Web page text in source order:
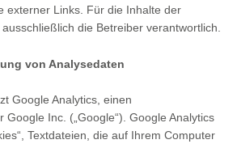
externer Links. Für die Inhalte der
die Betreiber verantwortlich.
von Analysedaten
Google Analytics, einen
Google Inc. („Google“). Google Analytics
Textdateien, die auf Ihrem Computer